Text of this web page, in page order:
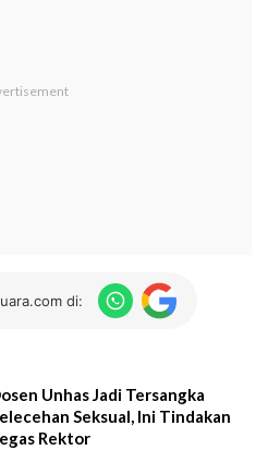
di:
Unhas Jadi Tersangka
Seksual, Ini Tindakan
Rektor